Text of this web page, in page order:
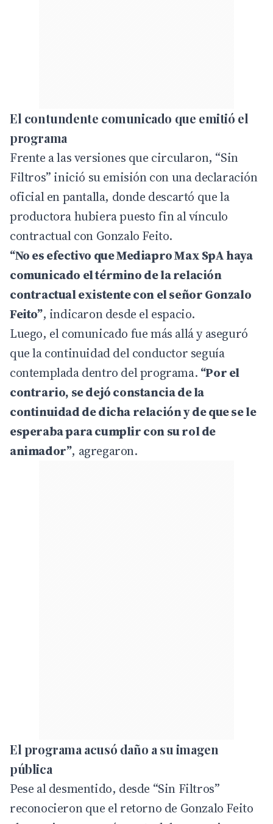
El contundente comunicado que emitió el
programa
Frente a las versiones que circularon, “Sin
Filtros” inició su emisión con una declaración
oficial en pantalla, donde descartó que la
productora hubiera puesto fin al vínculo
contractual con Gonzalo Feito.
“No es efectivo que Mediapro Max SpA haya
comunicado el término de la relación
contractual existente con el señor Gonzalo
Feito”, indicaron desde el espacio.
Luego, el comunicado fue más allá y aseguró
que la continuidad del conductor seguía
contemplada dentro del programa. “Por el
contrario, se dejó constancia de la
continuidad de dicha relación y de que se le
esperaba para cumplir con su rol de
animador”, agregaron.
El programa acusó daño a su imagen
pública
Pese al desmentido, desde “Sin Filtros”
reconocieron que el retorno de Gonzalo Feito